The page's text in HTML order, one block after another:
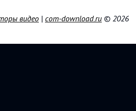
видео | com-download.ru © 2026